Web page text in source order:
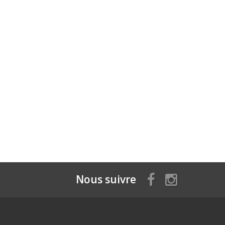
Nous suivre